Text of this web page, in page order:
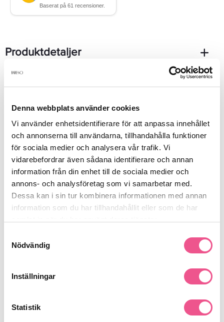
Denna webbplats använder cookies
Vi använder enhetsidentifierare för att anpassa innehållet
och annonserna till användarna, tillhandahålla funktioner
för sociala medier och analysera vår trafik. Vi
vidarebefordrar även sådana identifierare och annan
information från din enhet till de sociala medier och
annons- och analysföretag som vi samarbetar med.
Dessa kan i sin tur kombinera informationen med annan
information som du har tillhandahållit eller som de har
Nödvändig
Inställningar
Statistik
Produktdetaljer
Recensioner
Finns i:
Liknande produkter
-15%
Olivia Garden Eco Hair Paddle -
-50%
Waterclouds Black Brush No.27
Natural Flexi Vent Brush Mini -